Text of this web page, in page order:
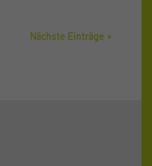
Nächste Einträge »